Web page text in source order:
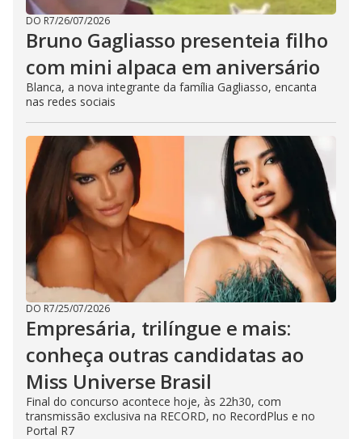
DO R7/26/07/2026
Bruno Gagliasso presenteia filho
com mini alpaca em aniversário
Blanca, a nova integrante da família Gagliasso, encanta
nas redes sociais
DO R7/25/07/2026
Empresária, trilíngue e mais:
conheça outras candidatas ao
Miss Universe Brasil
Final do concurso acontece hoje, às 22h30, com
transmissão exclusiva na RECORD, no RecordPlus e no
Portal R7